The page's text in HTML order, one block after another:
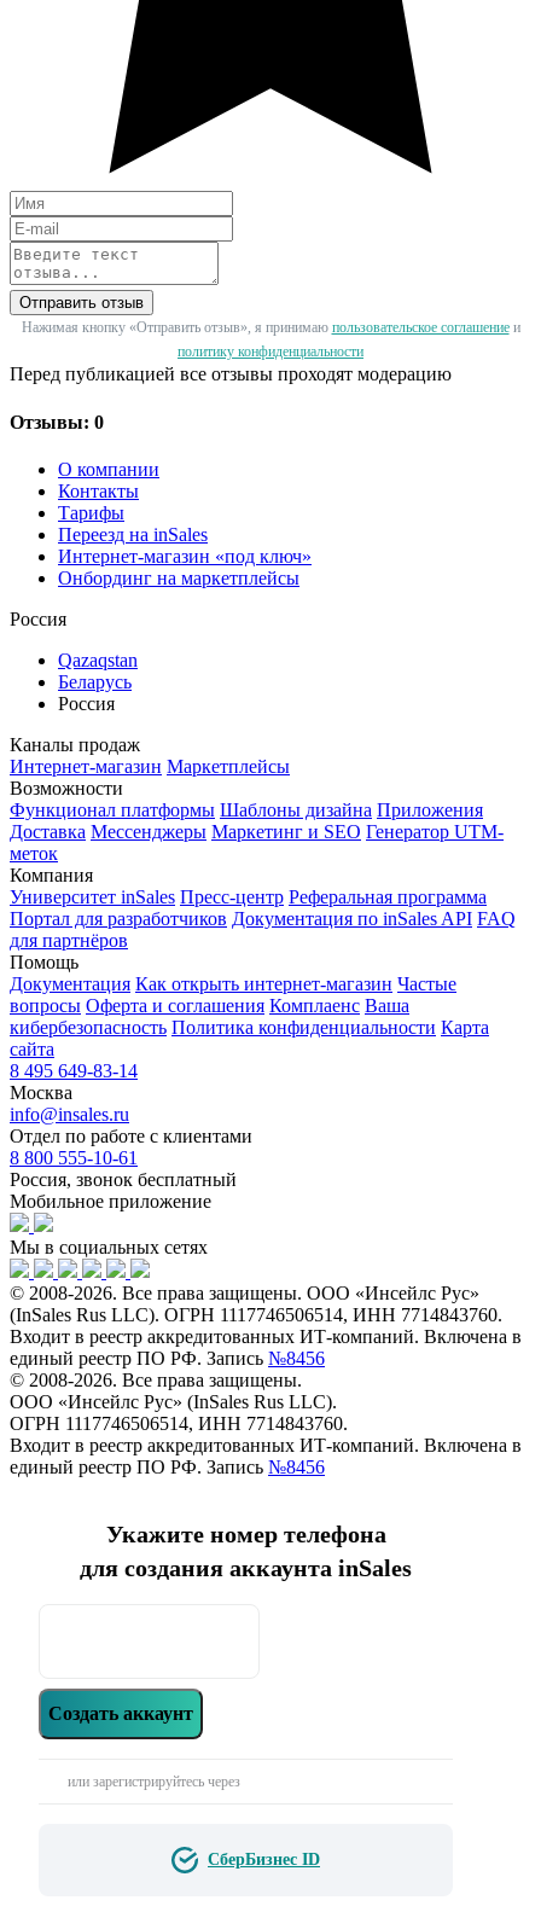
Отправить отзыв
Нажимая кнопку «Отправить отзыв», я принимаю пользовательское соглашениеи
политику конфиденциальности
Перед публикацией все отзывы проходят модерацию
Отзывы: 0
О компании
Контакты
Тарифы
Переезд на inSales
Интернет-магазин «под ключ»
Онбординг на маркетплейсы
Россия
Qazaqstan
Беларусь
Россия
Каналы продаж
Интернет-магазин Маркетплейсы
Возможности
Функционал платформы Шаблоны дизайна Приложения
Доставка Мессенджеры Маркетинг и SEO Генератор UTM-
меток
Компания
Университет inSales Пресс-центр Реферальная программа
Портал для разработчиков Документация по inSales API FAQ
для партнёров
Помощь
Документация Как открыть интернет-магазин Частые
вопросы Оферта и соглашения Комплаенс Ваша
кибербезопасность Политика конфиденциальности Карта
сайта
8 495 649-83-14
Москва
info@insales.ru
Отдел по работе с клиентами
8 800 555-10-61
Россия, звонок бесплатный
Мобильное приложение
Мы в социальных сетях
© 2008-2026. Все права защищены. ООО «Инсейлс Рус»
(InSales Rus LLC). ОГРН 1117746506514, ИНН 7714843760.
Входит в реестр аккредитованных ИТ-компаний. Включена в
единый реестр ПО РФ. Запись №8456
© 2008-2026. Все права защищены.
ООО «Инсейлс Рус» (InSales Rus LLC).
ОГРН 1117746506514, ИНН 7714843760.
Входит в реестр аккредитованных ИТ-компаний. Включена в
единый реестр ПО РФ. Запись №8456
Укажите номер телефона
для создания аккаунта inSales
Создать аккаунт
или зарегистрируйтесь через
СберБизнес ID